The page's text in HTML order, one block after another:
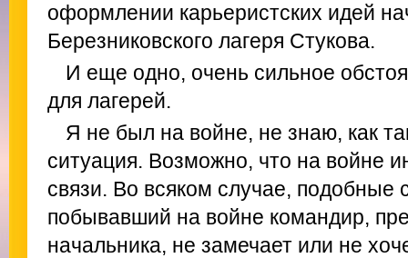
оформлении карьеристских идей
Березниковского лагеря Стукова.
И еще одно, очень сильное
для лагерей.
Я не был на войне, не знаю, как
ситуация. Возможно, что на войне
связи. Во всяком случае, подобные
побывавший на войне командир,
начальника, не замечает или не